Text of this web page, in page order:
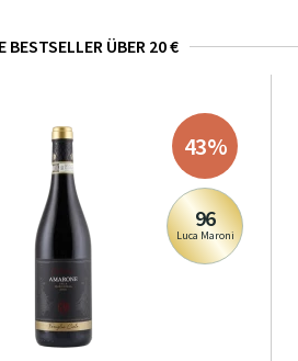
BESTSELLER ÜBER 20 €
43%
96
Luca Maroni